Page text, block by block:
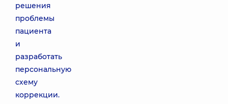
решения
проблемы
пациента
и
разработать
персональную
схему
коррекции.